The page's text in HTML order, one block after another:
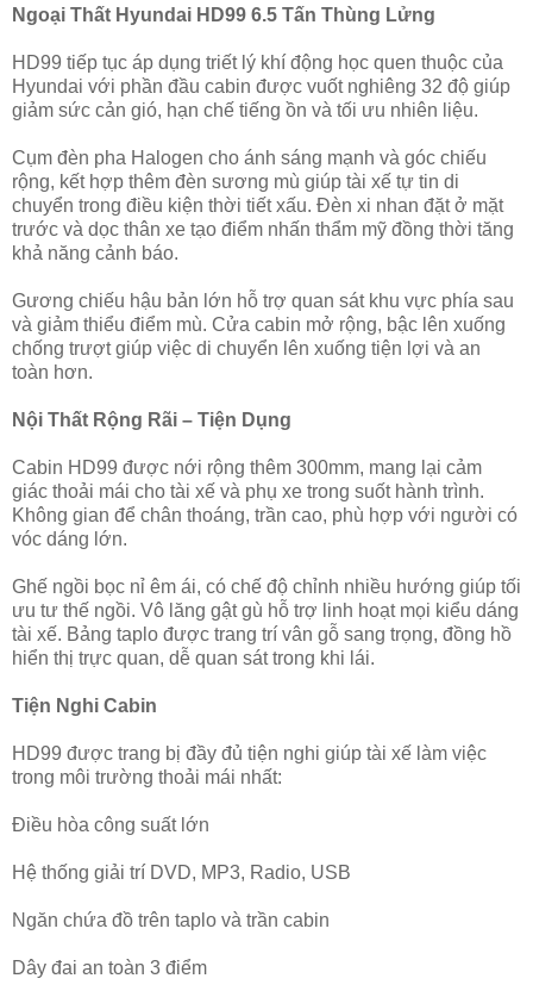
Ngoại Thất Hyundai HD99 6.5 Tấn Thùng Lửng
HD99 tiếp tục áp dụng triết lý khí động học quen thuộc của
Hyundai với phần đầu cabin được vuốt nghiêng 32 độ giúp
giảm sức cản gió, hạn chế tiếng ồn và tối ưu nhiên liệu.
Cụm đèn pha Halogen cho ánh sáng mạnh và góc chiếu
rộng, kết hợp thêm đèn sương mù giúp tài xế tự tin di
chuyển trong điều kiện thời tiết xấu. Đèn xi nhan đặt ở mặt
trước và dọc thân xe tạo điểm nhấn thẩm mỹ đồng thời tăng
khả năng cảnh báo.
Gương chiếu hậu bản lớn hỗ trợ quan sát khu vực phía sau
và giảm thiểu điểm mù. Cửa cabin mở rộng, bậc lên xuống
chống trượt giúp việc di chuyển lên xuống tiện lợi và an
toàn hơn.
Nội Thất Rộng Rãi – Tiện Dụng
Cabin HD99 được nới rộng thêm 300mm, mang lại cảm
giác thoải mái cho tài xế và phụ xe trong suốt hành trình.
Không gian để chân thoáng, trần cao, phù hợp với người có
vóc dáng lớn.
Ghế ngồi bọc nỉ êm ái, có chế độ chỉnh nhiều hướng giúp tối
ưu tư thế ngồi. Vô lăng gật gù hỗ trợ linh hoạt mọi kiểu dáng
tài xế. Bảng taplo được trang trí vân gỗ sang trọng, đồng hồ
hiển thị trực quan, dễ quan sát trong khi lái.
Tiện Nghi Cabin
HD99 được trang bị đầy đủ tiện nghi giúp tài xế làm việc
trong môi trường thoải mái nhất:
Điều hòa công suất lớn
Hệ thống giải trí DVD, MP3, Radio, USB
Ngăn chứa đồ trên taplo và trần cabin
Dây đai an toàn 3 điểm